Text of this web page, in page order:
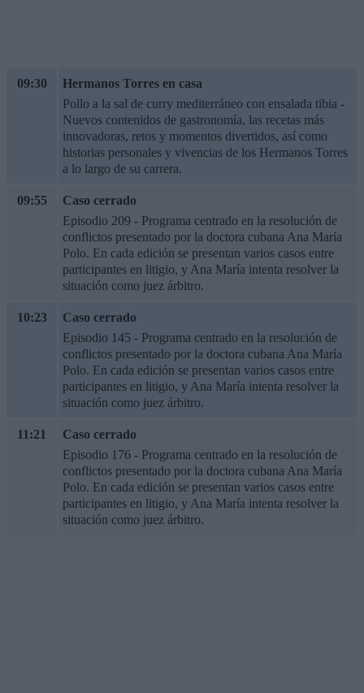
09:30
Hermanos Torres en casa
Pollo a la sal de curry mediterráneo con ensalada tibia -
Nuevos contenidos de gastronomía, las recetas más
innovadoras, retos y momentos divertidos, así como
historias personales y vivencias de los Hermanos Torres
a lo largo de su carrera.
09:55
Caso cerrado
Episodio 209 - Programa centrado en la resolución de
conflictos presentado por la doctora cubana Ana María
Polo. En cada edición se presentan varios casos entre
participantes en litigio, y Ana María intenta resolver la
situación como juez árbitro.
10:23
Caso cerrado
Episodio 145 - Programa centrado en la resolución de
conflictos presentado por la doctora cubana Ana María
Polo. En cada edición se presentan varios casos entre
participantes en litigio, y Ana María intenta resolver la
situación como juez árbitro.
11:21
Caso cerrado
Episodio 176 - Programa centrado en la resolución de
conflictos presentado por la doctora cubana Ana María
Polo. En cada edición se presentan varios casos entre
participantes en litigio, y Ana María intenta resolver la
situación como juez árbitro.